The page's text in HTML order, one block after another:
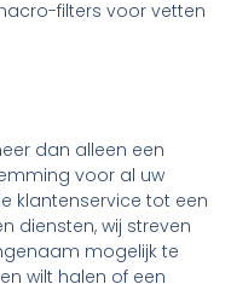
filters voor vetten
dan alleen een
voor al uw
klantenservice tot een
diensten, wij streven
mogelijk te
wilt halen of een